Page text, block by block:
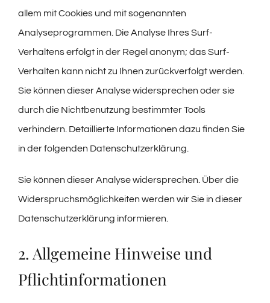
allem mit Cookies und mit sogenannten
Analyseprogrammen. Die Analyse Ihres Surf-
Verhaltens erfolgt in der Regel anonym; das Surf-
Verhalten kann nicht zu Ihnen zurückverfolgt werden.
Sie können dieser Analyse widersprechen oder sie
durch die Nichtbenutzung bestimmter Tools
verhindern. Detaillierte Informationen dazu finden Sie
in der folgenden Datenschutzerklärung.
Sie können dieser Analyse widersprechen. Über die
Widerspruchsmöglichkeiten werden wir Sie in dieser
Datenschutzerklärung informieren.
2. Allgemeine Hinweise und
Pflichtinformationen